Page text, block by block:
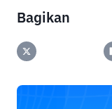
Bagikan